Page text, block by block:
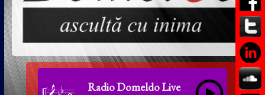
Radio Domeldo Live